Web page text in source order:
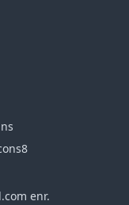
enr.